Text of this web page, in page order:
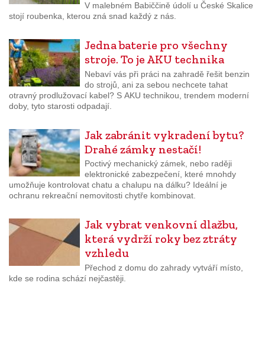
V malebném Babiččině údolí u České Skalice
stojí roubenka, kterou zná snad každý z nás.
Jedna baterie pro všechny
stroje. To je AKU technika
Nebaví vás při práci na zahradě řešit benzin
do strojů, ani za sebou nechcete tahat
otravný prodlužovací kabel? S AKU technikou, trendem moderní
doby, tyto starosti odpadají.
Jak zabránit vykradení bytu?
Drahé zámky nestačí!
Poctivý mechanický zámek, nebo raději
elektronické zabezpečení, které mnohdy
umožňuje kontrolovat chatu a chalupu na dálku? Ideální je
ochranu rekreační nemovitosti chytře kombinovat.
Jak vybrat venkovní dlažbu,
která vydrží roky bez ztráty
vzhledu
Přechod z domu do zahrady vytváří místo,
kde se rodina schází nejčastěji.